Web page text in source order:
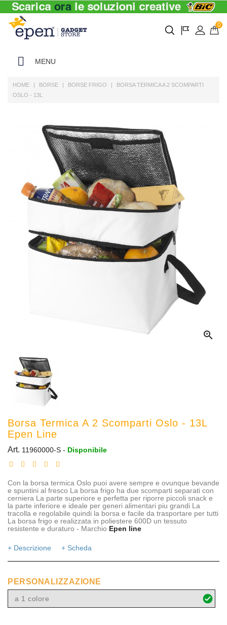
0
MENU
HOME BORSE BORSE FRIGO
BORSA TERMICA A 2 SCOMPARTI
OSLO - 13L

Borsa Termica A 2 Scomparti Oslo - 13L
Epen Line
Art. 11960000-S - Disponibile
Con la borsa termica Oslo puoi avere sempre e ovunque bevande
e spuntini al fresco La borsa frigo ha due scomparti separati con
cerniera La parte superiore e perfetta per riporre piccoli snack e
la parte inferiore e ideale per generi alimentari piu grandi La
tracolla e regolabile quindi la borsa e facile da trasportare per tutti
La borsa frigo e realizzata in poliestere 600D un tessuto
resistente e duraturo - Marchio Epen line
+ Descrizione + Scheda
PERSONALIZZAZIONE
a 1 colore